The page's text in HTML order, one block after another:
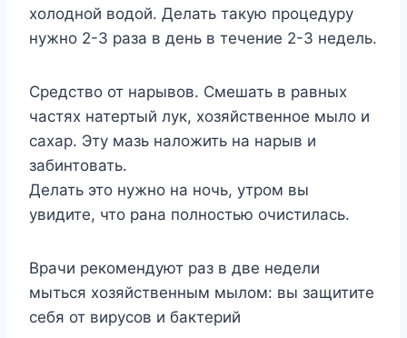
холодной водой. Делать такую процедуру
нужно 2-3 раза в день в течение 2-3 недель.
Средство от нарывов. Смешать в равных
частях натертый лук, хозяйственное мыло и
сахар. Эту мазь наложить на нарыв и
забинтовать.
Делать это нужно на ночь, утром вы
увидите, что рана полностью очистилась.
Врачи рекомендуют раз в две недели
мыться хозяйственным мылом: вы защитите
себя от вирусов и бактерий